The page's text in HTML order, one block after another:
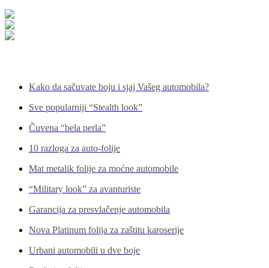
Kako da sačuvate boju i sjaj Vašeg automobila?
Sve popularniji “Stealth look”
Čuvena “bela perla”
10 razloga za auto-folije
Mat metalik folije za moćne automobile
“Military look” za avanturiste
Garancija za presvlačenje automobila
Nova Platinum folija za zaštitu karoserije
Urbani automobili u dve boje